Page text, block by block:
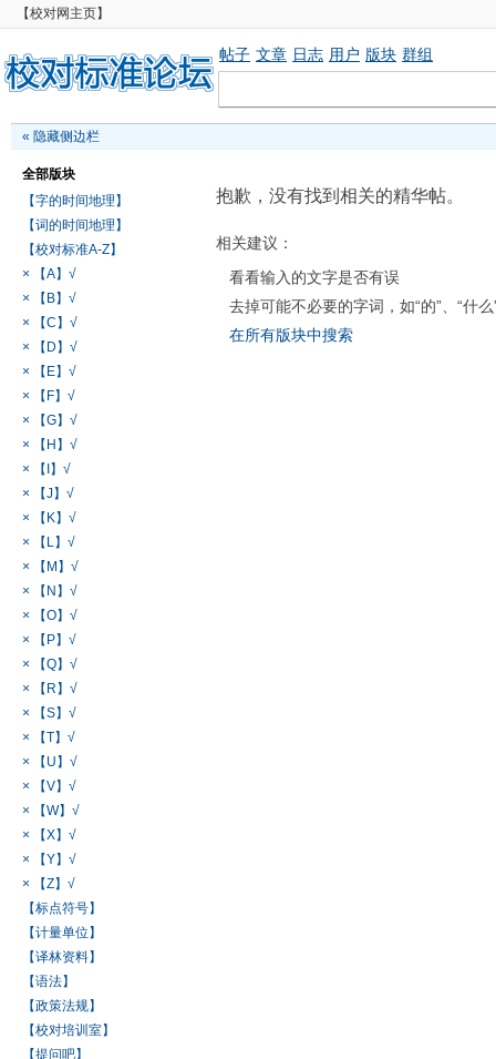
【校对网主页】
帖子 文章 日志 用户 版块 群组
« 隐藏侧边栏
全部版块
【字的时间地理】
【词的时间地理】
【校对标准A-Z】
× 【A】√
× 【B】√
× 【C】√
× 【D】√
× 【E】√
× 【F】√
× 【G】√
× 【H】√
× 【I】√
× 【J】√
× 【K】√
× 【L】√
× 【M】√
× 【N】√
× 【O】√
× 【P】√
× 【Q】√
× 【R】√
× 【S】√
× 【T】√
× 【U】√
× 【V】√
× 【W】√
× 【X】√
× 【Y】√
× 【Z】√
【标点符号】
【计量单位】
【译林资料】
【语法】
【政策法规】
【校对培训室】
【提问吧】
抱歉，没有找到相关的精华帖。
相关建议：
看看输入的文字是否有误
去掉可能不必要的字词，如“的”、“什么
在所有版块中搜索